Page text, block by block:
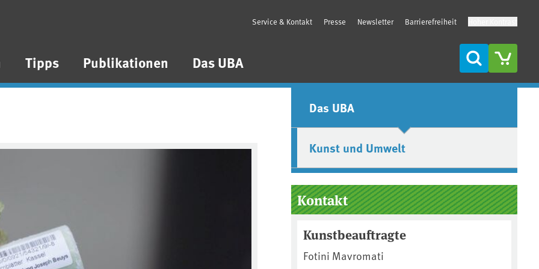
Tipps Publikationen Das UBA
Service & Kontakt Presse Newsletter Barrierefreiheit
Suche
Das UBA
Kunst und Umwelt
Kontakt
Kunstbeauftragte
Fotini Mavromati